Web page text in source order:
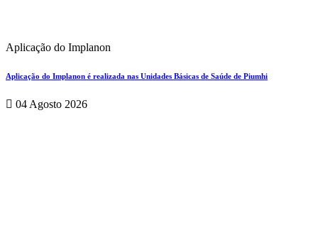
Aplicação do Implanon
Aplicação do Implanon é realizada nas Unidades Básicas de Saúde de Piumhi
04 Agosto 2026